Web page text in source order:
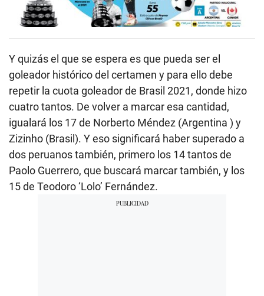
Y quizás el que se espera es que pueda ser el
goleador histórico del certamen y para ello debe
repetir la cuota goleador de Brasil 2021, donde hizo
cuatro tantos. De volver a marcar esa cantidad,
igualará los 17 de Norberto Méndez (Argentina ) y
Zizinho (Brasil). Y eso significará haber superado a
dos peruanos también, primero los 14 tantos de
Paolo Guerrero, que buscará marcar también, y los
15 de Teodoro ‘Lolo’ Fernández.